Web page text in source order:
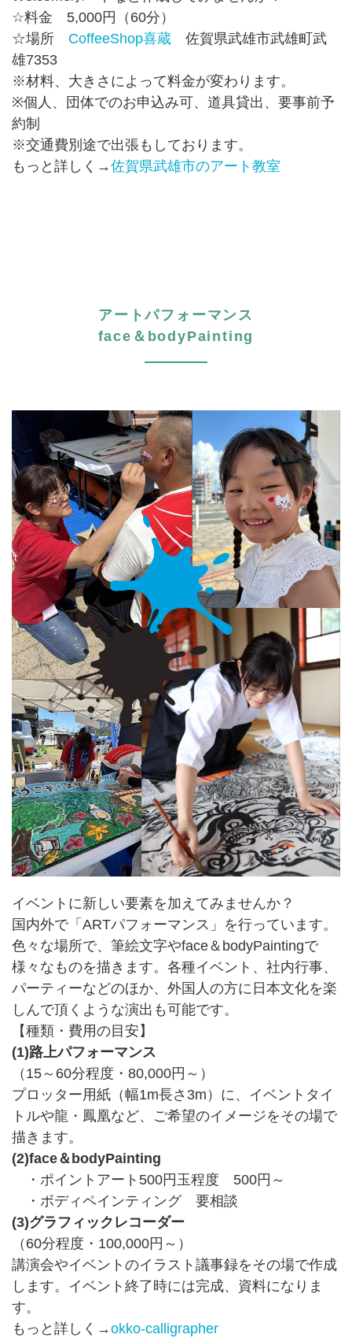
☆料金 5,000円（60分）
☆場所 CoffeeShop喜蔵 佐賀県武雄市武雄町武
雄7353
※材料、大きさによって料金が変わります。
※個人、団体でのお申込み可、道具貸出、要事前予
約制
※交通費別途で出張もしております。
もっと詳しく→佐賀県武雄市のアート教室
アートパフォーマンス
face＆bodyPainting
イベントに新しい要素を加えてみませんか？
国内外で「ARTパフォーマンス」を行っています。
色々な場所で、筆絵文字やface＆bodyPaintingで
様々なものを描きます。各種イベント、社内行事、
パーティーなどのほか、外国人の方に日本文化を楽
しんで頂くような演出も可能です。
【種類・費用の目安】
(1)路上パフォーマンス
（15～60分程度・80,000円～）
プロッター用紙（幅1m長さ3m）に、イベントタイ
トルや龍・鳳凰など、ご希望のイメージをその場で
描きます。
(2)face＆bodyPainting
・ポイントアート500円玉程度 500円～
・ボディペインティング 要相談
(3)グラフィックレコーダー
（60分程度・100,000円～）
講演会やイベントのイラスト議事録をその場で作成
します。イベント終了時には完成、資料になりま
す。
もっと詳しく→okko-calligrapher